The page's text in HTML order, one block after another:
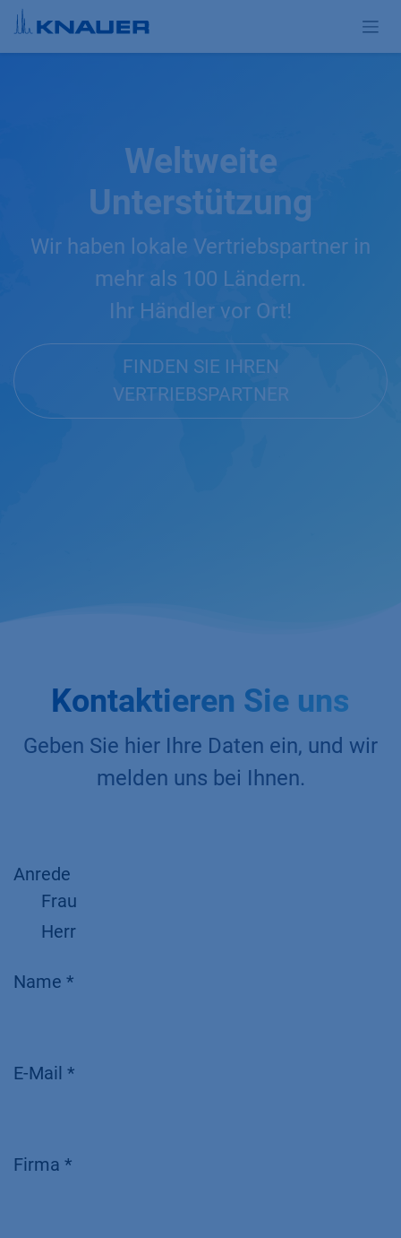
Zum Inhalt springen
Weltweite
Unterstützung
Wir haben lokale Vertriebspartner in
mehr als 100 Ländern.
Ihr Händler vor Ort!
FINDEN SIE IHREN
VERTRIEBSPARTNER
Kontaktieren Sie uns
Geben Sie hier Ihre Daten ein, und wir
melden uns bei Ihnen.
Anrede
Frau
Herr
Name *
E-Mail *
Firma *